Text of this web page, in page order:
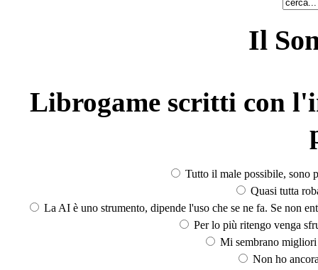
Il
Librogame scritti con
Tutto il male possibile, sono
Quasi tutta
La AI è uno strumento, dipende l'uso che se ne fa. Se non
Per lo più ritengo venga
Mi sembrano
Non ho